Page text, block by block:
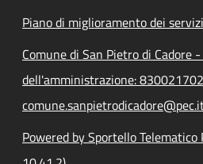
Piano di miglioramento dei servizi
Comune di San Pietro di Cadore
dell'amministrazione:
Powered by Sportello Telematico